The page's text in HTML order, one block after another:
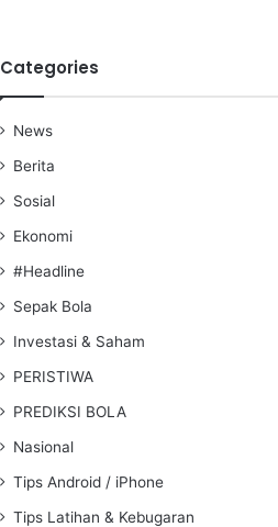
Categories
News
Berita
Sosial
Ekonomi
#Headline
Sepak Bola
Investasi & Saham
PERISTIWA
PREDIKSI BOLA
Nasional
Tips Android / iPhone
Tips Latihan & Kebugaran